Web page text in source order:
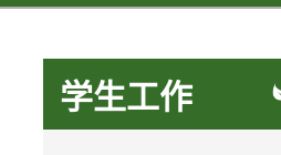
学生工作